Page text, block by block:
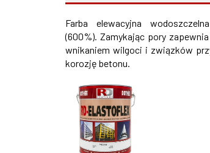
Farba elewacyjna
(600%). Zamykając pory
wnikaniem wilgoci i związków
korozję betonu.